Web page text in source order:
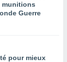
munitions
Guerre
pour mieux